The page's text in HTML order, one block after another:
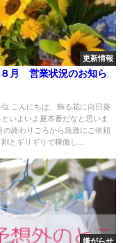
更新情報
８月 営業状況のお知ら
位 こんにちは、飾る花に向日葵
いよいよ夏本番だなと思いま
の終わりごろから急激にご依頼
とギリギリで稼働し...
嫌がらせ